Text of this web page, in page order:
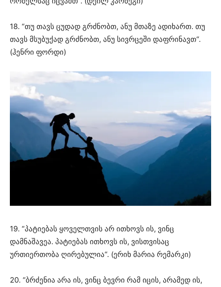
18. “თუ თავს ცუდად გრძნობთ, ანუ მთაზე ადიხართ. თუ
თავს მსუბუქად გრძნობთ, ანუ სივრცეში დაფრინავთ“.
(ჰენრი ფორდი)
19. “პატიებას ყოველთვის არ ითხოვს ის, ვინც
დამნაშავეა. პატიებას ითხოვს ის, ვისთვისაც
ურთიერთობა ღირებულია“. (ერიხ მარია რემარკი)
20. “ბრძენია არა ის, ვინც ბევრი რამ იცის, არამედ ის,